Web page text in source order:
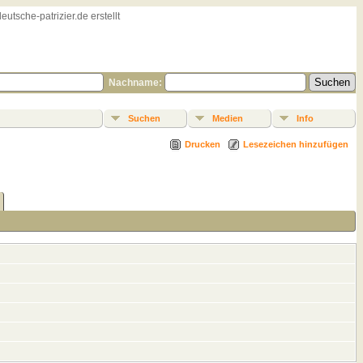
patrizier.de erstellt
Nachname:
Suchen Medien Info
Drucken Lesezeichen hinzufügen